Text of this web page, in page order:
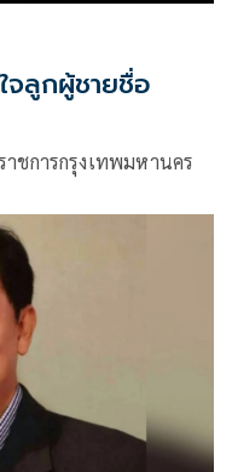
จลูกผู้ชายชื่อ
ชการกรุงเทพมหานคร